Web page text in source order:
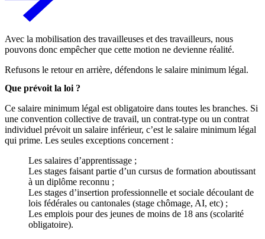
Avec la mobilisation des travailleuses et des travailleurs, nous
pouvons donc empêcher que cette motion ne devienne réalité.
Refusons le retour en arrière, défendons le salaire minimum légal.
Que prévoit la loi ?
Ce salaire minimum légal est obligatoire dans toutes les branches. Si
une convention collective de travail, un contrat-type ou un contrat
individuel prévoit un salaire inférieur, c’est le salaire minimum légal
qui prime. Les seules exceptions concernent :
Les salaires d’apprentissage ;
Les stages faisant partie d’un cursus de formation aboutissant
à un diplôme reconnu ;
Les stages d’insertion professionnelle et sociale découlant de
lois fédérales ou cantonales (stage chômage, AI, etc) ;
Les emplois pour des jeunes de moins de 18 ans (scolarité
obligatoire).